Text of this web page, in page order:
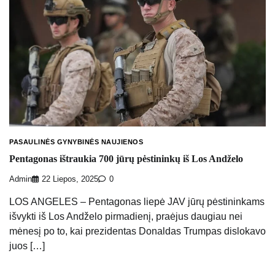
PASAULINĖS GYNYBINĖS NAUJIENOS
Pentagonas ištraukia 700 jūrų pėstininkų iš Los Andželo
Admin 22 Liepos, 2025 0
LOS ANGELES – Pentagonas liepė JAV jūrų pėstininkams
išvykti iš Los Andželo pirmadienį, praėjus daugiau nei
mėnesį po to, kai prezidentas Donaldas Trumpas dislokavo
juos […]